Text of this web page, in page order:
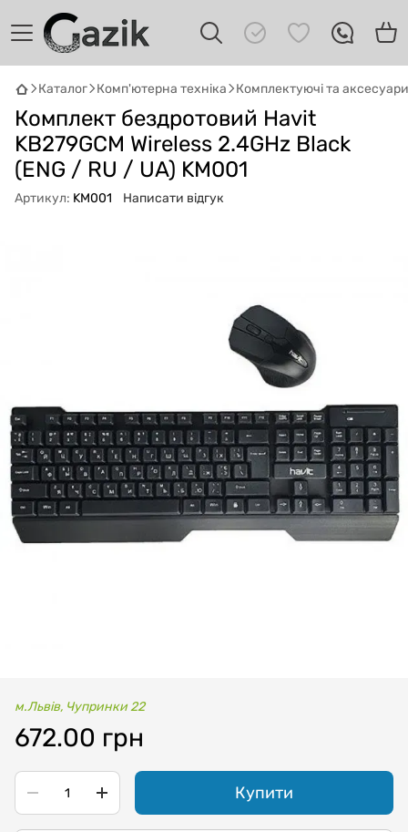
Каталог Комп'ютерна техніка Комплектуючі та аксесуари
Комплект бездротовий Havit
KB279GCM Wireless 2.4GHz Black
(ENG / RU / UA) KM001
Артикул: KM001 Написати відгук
м.Львів, Чупринки 22
672.00 грн
Купити
Онлайн · пошук техніки
Привіт! 👋 Я Gazik AI — допоможу
Що шукаєш?